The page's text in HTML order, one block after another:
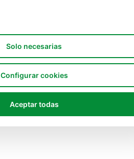
Solo necesarias
Configurar cookies
Aceptar todas